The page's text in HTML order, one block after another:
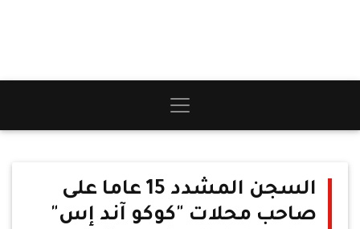
السجن المشدد 15 عاما على
صاحب محلات "كوكو آند إس"